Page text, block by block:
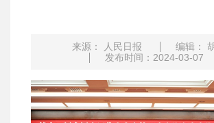
来源： 人民日报
编辑：
发布时间：2024-03-07